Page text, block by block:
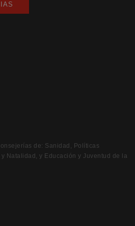
de: Sanidad, Políticas
Natalidad, y Educación y Juventud de la